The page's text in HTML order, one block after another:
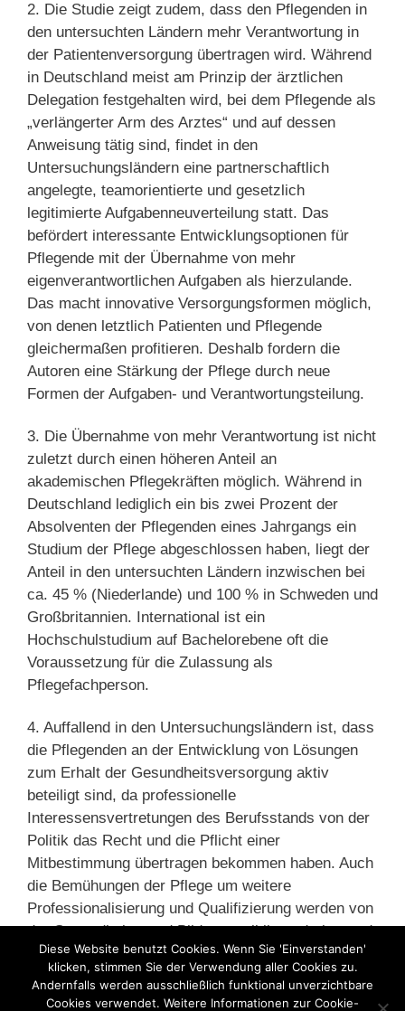
2. Die Studie zeigt zudem, dass den Pflegenden in
den untersuchten Ländern mehr Verantwortung in
der Patientenversorgung übertragen wird. Während
in Deutschland meist am Prinzip der ärztlichen
Delegation festgehalten wird, bei dem Pflegende als
„verlängerter Arm des Arztes“ und auf dessen
Anweisung tätig sind, findet in den
Untersuchungsländern eine partnerschaftlich
angelegte, teamorientierte und gesetzlich
legitimierte Aufgabenneuverteilung statt. Das
befördert interessante Entwicklungsoptionen für
Pflegende mit der Übernahme von mehr
eigenverantwortlichen Aufgaben als hierzulande.
Das macht innovative Versorgungsformen möglich,
von denen letztlich Patienten und Pflegende
gleichermaßen profitieren. Deshalb fordern die
Autoren eine Stärkung der Pflege durch neue
Formen der Aufgaben- und Verantwortungsteilung.
3. Die Übernahme von mehr Verantwortung ist nicht
zuletzt durch einen höheren Anteil an
akademischen Pflegekräften möglich. Während in
Deutschland lediglich ein bis zwei Prozent der
Absolventen der Pflegenden eines Jahrgangs ein
Studium der Pflege abgeschlossen haben, liegt der
Anteil in den untersuchten Ländern inzwischen bei
ca. 45 % (Niederlande) und 100 % in Schweden und
Großbritannien. International ist ein
Hochschulstudium auf Bachelorebene oft die
Voraussetzung für die Zulassung als
Pflegefachperson.
4. Auffallend in den Untersuchungsländern ist, dass
die Pflegenden an der Entwicklung von Lösungen
zum Erhalt der Gesundheitsversorgung aktiv
beteiligt sind, da professionelle
Interessensvertretungen des Berufsstands von der
Politik das Recht und die Pflicht einer
Mitbestimmung übertragen bekommen haben. Auch
die Bemühungen der Pflege um weitere
Professionalisierung und Qualifizierung werden von
der Gesundheits- und Bildungspolitik moderiert und
mit einer kohärenteren Gesamtstrategie als
hierzulande gerahmt.«
Diese Website benutzt Cookies. Wenn Sie 'Einverstanden'
klicken, stimmen Sie der Verwendung aller Cookies zu.
Andernfalls werden ausschließlich funktional unverzichtbare
Cookies verwendet. Weitere Informationen zur Cookie-